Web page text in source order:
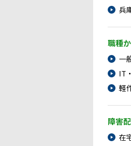
兵
職種
一
IT
軽
障害
在